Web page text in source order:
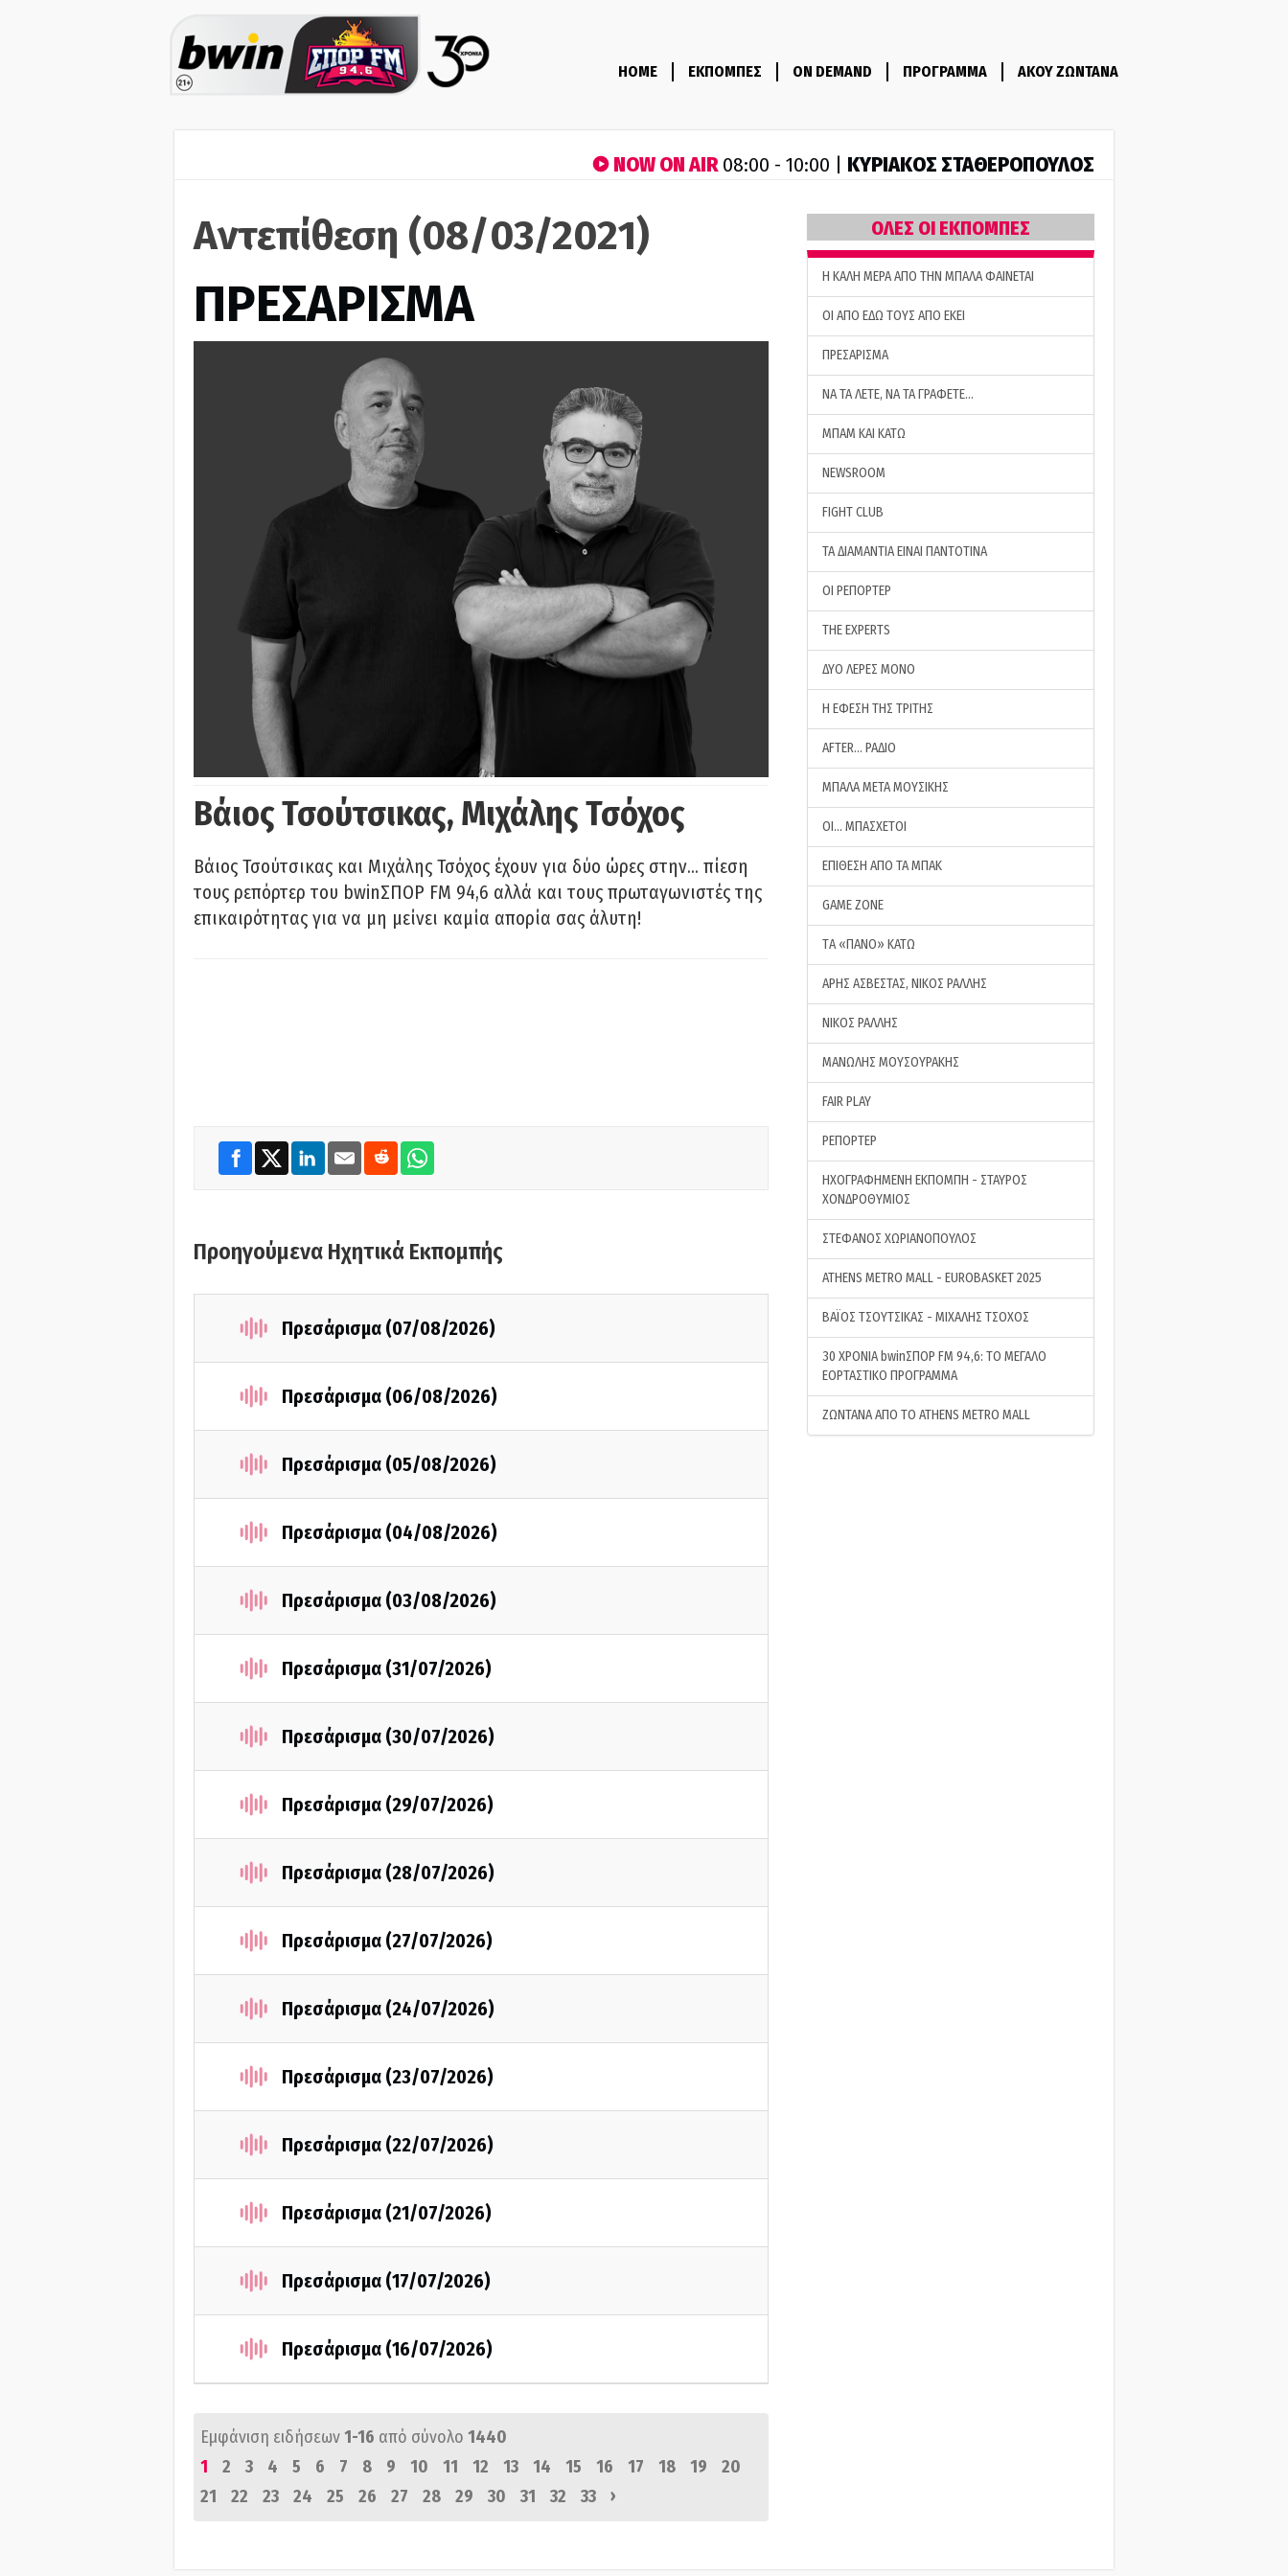
HOME ΕΚΠΟΜΠΕΣ ON DEMAND ΠΡΟΓΡΑΜΜΑ ΑΚΟΥ ΖΩΝΤΑΝΑ
NOW ON AIR08:00 - 10:00 | ΚΥΡΙΑΚΟΣ ΣΤΑΘΕΡΟΠΟΥΛΟΣ
Αντεπίθεση (08/03/2021)
ΠΡΕΣΑΡΙΣΜΑ
Βάιος Τσούτσικας, Μιχάλης Τσόχος
Βάιος Τσούτσικας και Μιχάλης Τσόχος έχουν για δύο ώρες στην… πίεση
τους ρεπόρτερ του bwinΣΠΟΡ FM 94,6 αλλά και τους πρωταγωνιστές της
επικαιρότητας για να μη μείνει καμία απορία σας άλυτη!
Προηγούμενα Ηχητικά Εκπομπής
Πρεσάρισμα (07/08/2026)
Πρεσάρισμα (06/08/2026)
Πρεσάρισμα (05/08/2026)
Πρεσάρισμα (04/08/2026)
Πρεσάρισμα (03/08/2026)
Πρεσάρισμα (31/07/2026)
Πρεσάρισμα (30/07/2026)
Πρεσάρισμα (29/07/2026)
Πρεσάρισμα (28/07/2026)
Πρεσάρισμα (27/07/2026)
Πρεσάρισμα (24/07/2026)
Πρεσάρισμα (23/07/2026)
Πρεσάρισμα (22/07/2026)
Πρεσάρισμα (21/07/2026)
Πρεσάρισμα (17/07/2026)
Πρεσάρισμα (16/07/2026)
Εμφάνιση ειδήσεων1-16 από σύνολο 1440
1
2 3 4 5 6 7 8 9 10 11 12 13 14 15 16 17 18 19
20
21
22 23 24 25 26 27 28 29 30 31 32 33 ›
ΟΛΕΣ ΟΙ ΕΚΠΟΜΠΕΣ
H ΚΑΛΗ ΜΕΡΑ ΑΠΟ ΤΗΝ ΜΠΑΛΑ ΦΑΙΝΕΤΑΙ
ΟΙ ΑΠΟ ΕΔΩ ΤΟΥΣ ΑΠΟ ΕΚΕΙ
ΠΡΕΣΑΡΙΣΜΑ
ΝΑ ΤΑ ΛΕΤΕ, ΝΑ ΤΑ ΓΡΑΦΕΤΕ…
ΜΠΑΜ ΚΑΙ ΚΑΤΩ
NEWSROOM
FIGHT CLUB
ΤΑ ΔΙΑΜΑΝΤΙΑ ΕΙΝΑΙ ΠΑΝΤΟΤΙΝΑ
ΟΙ ΡΕΠΟΡΤΕΡ
THE EXPERTS
ΔΥΟ ΛΕΡΕΣ ΜΟΝΟ
Η ΕΦΕΣΗ ΤΗΣ ΤΡΙΤΗΣ
AFTER… ΡΑΔΙΟ
ΜΠΑΛΑ ΜΕΤΑ ΜΟΥΣΙΚΗΣ
ΟΙ… ΜΠΑΣΧΕΤΟΙ
ΕΠΙΘΕΣΗ ΑΠΟ ΤΑ ΜΠΑΚ
GAME ZONE
ΤA «ΠΑΝΟ» ΚΑΤΩ
ΑΡΗΣ ΑΣΒΕΣΤΑΣ, ΝΙΚΟΣ ΡΑΛΛΗΣ
ΝΙΚΟΣ ΡΑΛΛΗΣ
ΜΑΝΩΛΗΣ ΜΟΥΣΟΥΡΑΚΗΣ
FAIR PLAY
ΡΕΠΟΡΤΕΡ
ΗΧΟΓΡΑΦΗΜΕΝΗ ΕΚΠΟΜΠΗ - ΣΤΑΥΡΟΣ
ΧΟΝΔΡΟΘΥΜΙΟΣ
ΣΤΕΦΑΝΟΣ ΧΩΡΙΑΝΟΠΟΥΛΟΣ
ATHENS METRO MALL - EUROBASKET 2025
ΒΑΪΟΣ ΤΣΟΥΤΣΙΚΑΣ - ΜΙΧΑΛΗΣ ΤΣΟΧΟΣ
30 ΧΡΟΝΙΑ bwinΣΠΟΡ FM 94,6: ΤΟ ΜΕΓΑΛΟ
ΕΟΡΤΑΣΤΙΚΟ ΠΡΟΓΡΑΜΜΑ
ΖΩΝΤΑΝΑ ΑΠΟ ΤΟ ATHENS METRO MALL